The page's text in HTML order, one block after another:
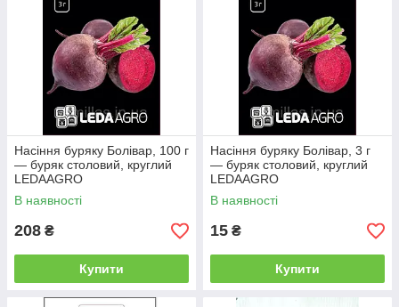
Насіння буряку Болівар, 100 г
— буряк столовий, круглий
LEDAAGRO
В наявності
208 ₴
Купити
Насіння буряку Болівар, 3 г
— буряк столовий, круглий
LEDAAGRO
В наявності
15 ₴
Купити